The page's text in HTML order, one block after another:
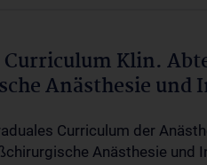
Curriculum Klin.
Anästhesie
Curriculum der
Anästhesie und